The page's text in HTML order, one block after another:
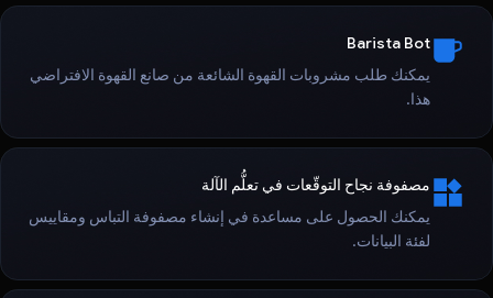
Barista Bot
يمكنك طلب مشروبات القهوة الشائعة من صانع القهوة الافتراضي
هذا.
مصفوفة نجاح التوقّعات في تعلُّم الآلة
يمكنك الحصول على مساعدة في إنشاء مصفوفة التباس ومقاييس
لفئة البيانات.